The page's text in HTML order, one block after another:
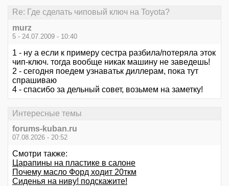
Re: Где сделать чиповый ключ на Toyota?
murz
5 - 24.07.2009 - 10:40
1 - ну а если к примеру сестра разбила/потеряла эток
чип-ключ. тогда вообще никак машину не заведешь!
2 - сегодня поедем узнаватьк диллерам, пока тут
спрашиваю
4 - спасибо за дельный совет, возьмем на заметку!
Интересные темы
forums-kuban.ru
07.08.2026 - 20:52
Смотри также:
Царапины на пластике в салоне
Почему масло Форд ходит 20ткм
Сиденья на ниву! подскажите!